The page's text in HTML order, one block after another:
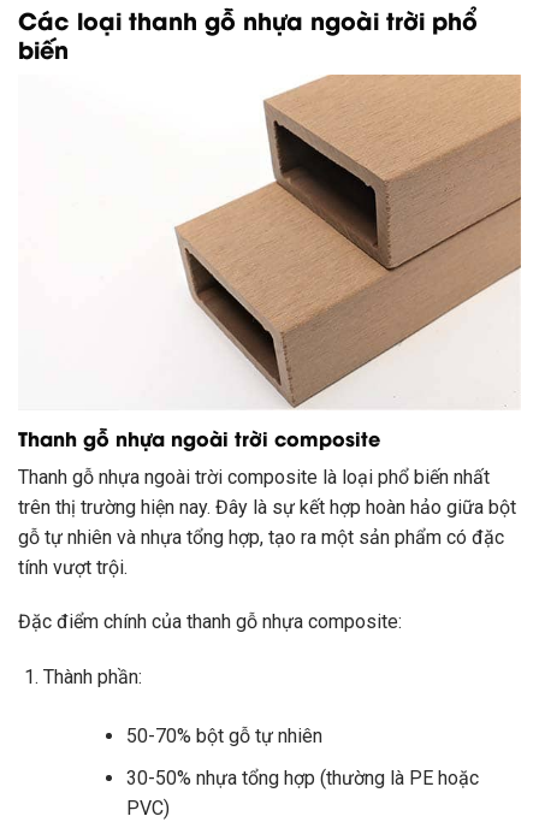
Các loại thanh gỗ nhựa ngoài trời phổ
biến
Thanh gỗ nhựa ngoài trời composite
Thanh gỗ nhựa ngoài trời composite là loại phổ biến nhất
trên thị trường hiện nay. Đây là sự kết hợp hoàn hảo giữa bột
gỗ tự nhiên và nhựa tổng hợp, tạo ra một sản phẩm có đặc
tính vượt trội.
Đặc điểm chính của thanh gỗ nhựa composite:
Thành phần:
50-70% bột gỗ tự nhiên
30-50% nhựa tổng hợp (thường là PE hoặc
PVC)